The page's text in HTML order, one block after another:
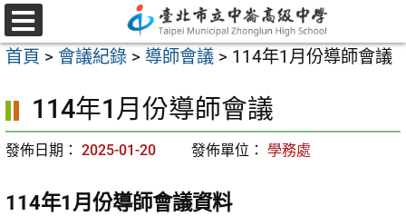
跳
至
主
內
容
選
單
首頁 > 會議紀錄 > 導師會議 > 114年1月份導師會議
114年1月份導師會議
發佈日期： 2025-01-20 發佈單位： 學務處
114年1月份導師會議資料